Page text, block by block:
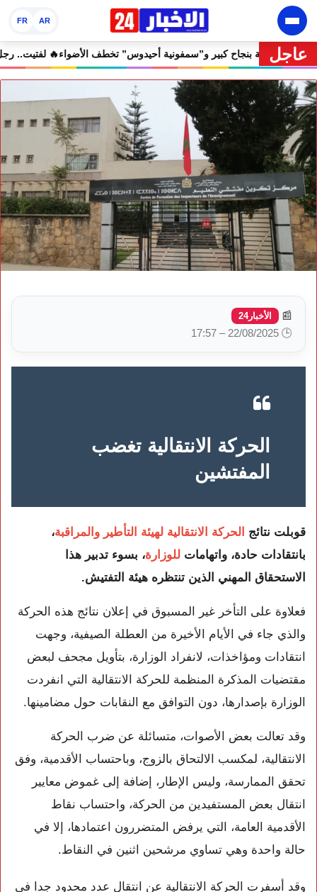
AR
FR
عاجل
إفران الدولي يختتم دورته الثامنة بنجاح كبير و”سمفونية أحيدوس”
📰 الأخبار24
🕒 22/08/2025 – 17:57
الحركة الانتقالية تغضب
المفتشين
قوبلت نتائج الحركة الانتقالية لهيئة التأطير والمراقبة،
بانتقادات حادة، واتهامات للوزارة، بسوء تدبير هذا
الاستحقاق المهني الذين تنتظره هيئة التفتيش.
فعلاوة على التأخر غير المسبوق في إعلان نتائج هذه الحركة
والذي جاء في الأيام الأخيرة من العطلة الصيفية، وجهت
انتقادات ومؤاخذات، لانفراد الوزارة، بتأويل مجحف لبعض
مقتضيات المذكرة المنظمة للحركة الانتقالية التي انفردت
الوزارة بإصدارها، دون التوافق مع النقابات حول مضامينها.
وقد تعالت بعض الأصوات، متسائلة عن ضرب الحركة
الانتقالية، لمكسب الالتحاق بالزوج، وباحتساب الأقدمية، وفق
تحقق الممارسة، وليس الإطار، إضافة إلى غموض معايير
انتقال بعض المستفيدين من الحركة، واحتساب نقاط
الأقدمية العامة، التي يرفض المتضررون اعتمادها، إلا في
حالة واحدة وهي تساوي مرشحين اثنين في النقاط.
وقد أسفرت الحركة الانتقالية عن انتقال عدد محدود جدا في